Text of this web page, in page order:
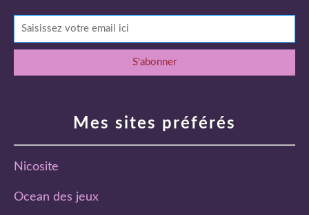
Mes sites préférés
Nicosite
Ocean des jeux